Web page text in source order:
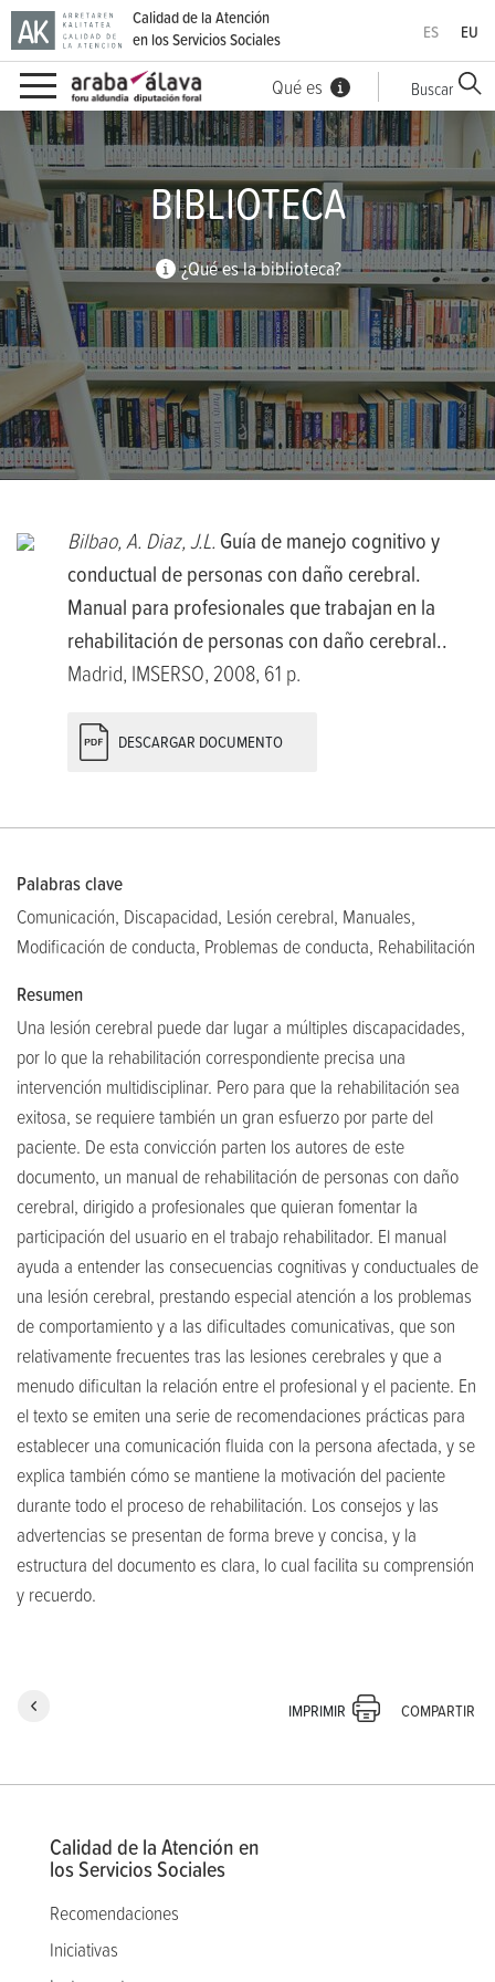
Ir directamente al contenido
Calidad de la Atención
en los Servicios Sociales
Qué es Buscar
ES EU
BIBLIOTECA
¿Qué es la biblioteca?
Bilbao, A. Diaz, J.L. Guía de manejo cognitivo y
conductual de personas con daño cerebral.
Manual para profesionales que trabajan en la
rehabilitación de personas con daño cerebral..
Madrid, IMSERSO, 2008, 61 p.
DESCARGAR DOCUMENTO
Palabras clave
Comunicación, Discapacidad, Lesión cerebral, Manuales,
Modificación de conducta, Problemas de conducta, Rehabilitación
Resumen
Una lesión cerebral puede dar lugar a múltiples discapacidades,
por lo que la rehabilitación correspondiente precisa una
intervención multidisciplinar. Pero para que la rehabilitación sea
exitosa, se requiere también un gran esfuerzo por parte del
paciente. De esta convicción parten los autores de este
documento, un manual de rehabilitación de personas con daño
cerebral, dirigido a profesionales que quieran fomentar la
participación del usuario en el trabajo rehabilitador. El manual
ayuda a entender las consecuencias cognitivas y conductuales de
una lesión cerebral, prestando especial atención a los problemas
de comportamiento y a las dificultades comunicativas, que son
relativamente frecuentes tras las lesiones cerebrales y que a
menudo dificultan la relación entre el profesional y el paciente. En
el texto se emiten una serie de recomendaciones prácticas para
establecer una comunicación fluida con la persona afectada, y se
explica también cómo se mantiene la motivación del paciente
durante todo el proceso de rehabilitación. Los consejos y las
advertencias se presentan de forma breve y concisa, y la
estructura del documento es clara, lo cual facilita su comprensión
y recuerdo.
IMPRIMIR COMPARTIR
Calidad de la Atención en
los Servicios Sociales
Recomendaciones
Iniciativas